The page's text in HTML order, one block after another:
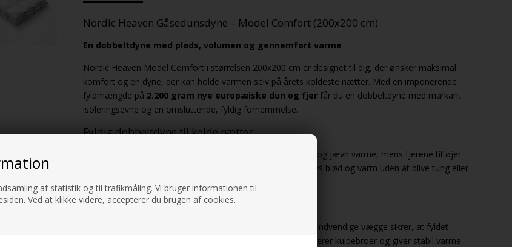
af statistik og til trafikmåling. Vi bruger informationen til
Ved at klikke videre, accepterer du brugen af cookies.
Nordic Heaven Gåsedunsdyne – Model Comfort (200x200 cm)
En dobbeltdyne med plads, volumen og gennemført varme
Nordic Heaven Model Comfort i størrelsen 200x200 cm er designet til dig, der ønsker maksimal
komfort og en dyne, der kan holde varmen selv på årets koldeste nætter. Med en imponerende
fyldmængde på 2.200 gram nye europæiske dun og fjerfår du en dobbeltdyne med markant
isoleringsevne og en omsluttende, fyldig fornemmelse.
Fyldig dobbeltdyne til kolde nætter
Dunenes naturlige evne til at binde luft skaber en behagelig og jævn varme, mens fjerene tilføjer
støtte og struktur. Resultatet er en vinterdyne, der både føles blød og varm uden at blive tung eller
kompakt.
Kvalitetskonstruktion med jævn varmefordeling
, hvor indvendige vægge sikrer, at fyldet
forbliver jævnt fordelt i alle kassetter. Konstruktionen eliminerer kuldebroer og giver stabil varme